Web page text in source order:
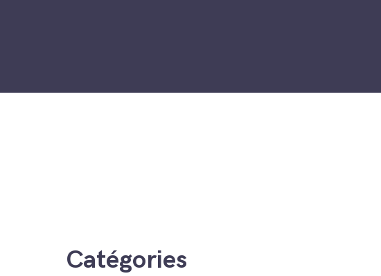
Catégories